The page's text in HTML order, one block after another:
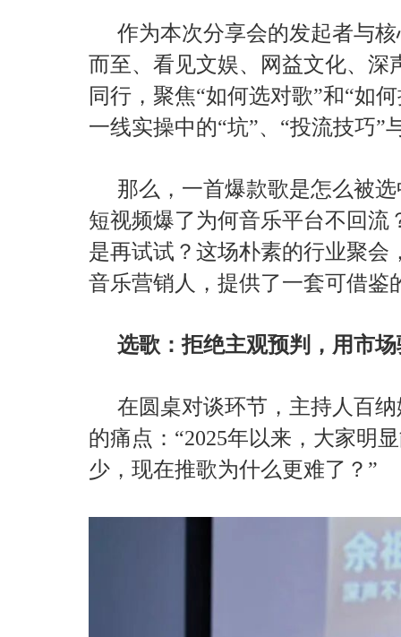
作为本次分享会的发起者与
而至、看见文娱、网益文化、深
同行，聚焦“如何选对歌”和“如
一线实操中的“坑”、“投流技巧”
那么，一首爆款歌是怎么被
短视频爆了为何音乐平台不回流
是再试试？这场朴素的行业聚会
音乐营销人，提供了一套可借鉴
选歌：拒绝主观预判，用市
在圆桌对谈环节，主持人百
的痛点：“2025年以来，大家明
少，现在推歌为什么更难了？”